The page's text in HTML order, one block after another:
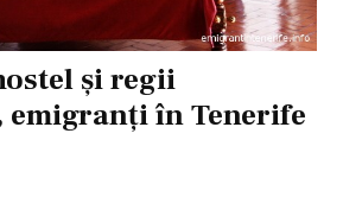
şi regii
în Tenerife